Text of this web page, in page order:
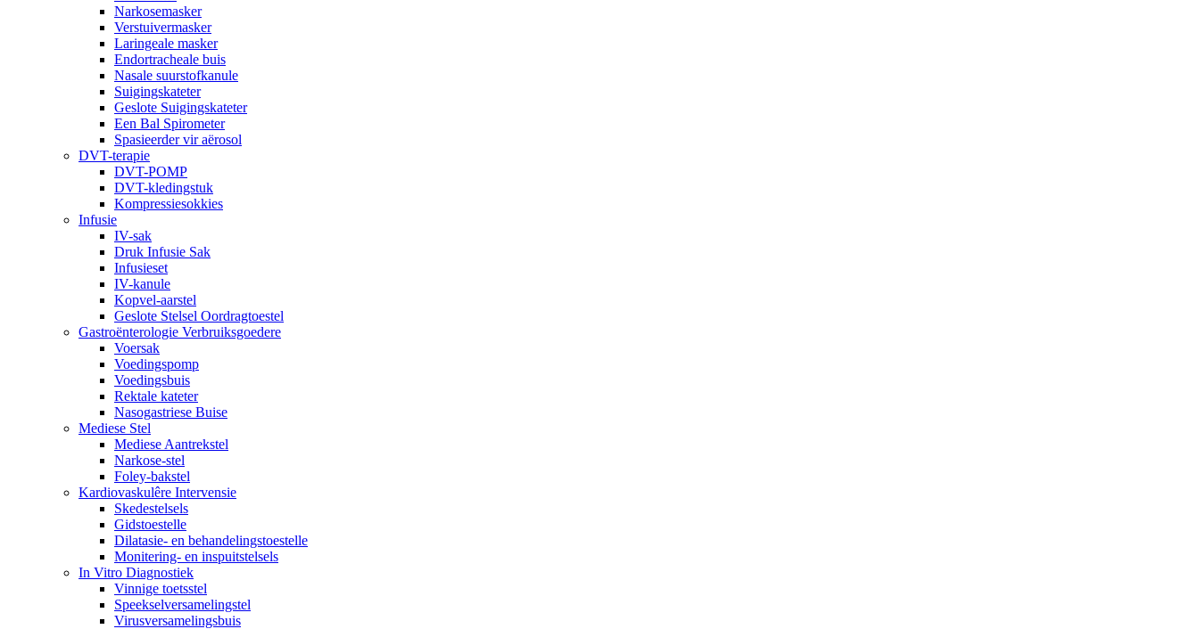
Narkosemasker
Verstuivermasker
Laringeale masker
Endortracheale buis
Nasale suurstofkanule
Suigingskateter
Geslote Suigingskateter
Een Bal Spirometer
Spasieerder vir aërosol
DVT-terapie
DVT-POMP
DVT-kledingstuk
Kompressiesokkies
Infusie
IV-sak
Druk Infusie Sak
Infusieset
IV-kanule
Kopvel-aarstel
Geslote Stelsel Oordragtoestel
Gastroënterologie Verbruiksgoedere
Voersak
Voedingspomp
Voedingsbuis
Rektale kateter
Nasogastriese Buise
Mediese Stel
Mediese Aantrekstel
Narkose-stel
Foley-bakstel
Kardiovaskulêre Intervensie
Skedestelsels
Gidstoestelle
Dilatasie- en behandelingstoestelle
Monitering- en inspuitstelsels
In Vitro Diagnostiek
Vinnige toetsstel
Speekselversamelingstel
Virusversamelingsbuis